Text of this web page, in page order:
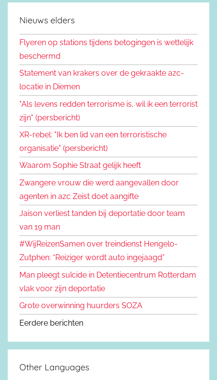
Nieuws elders
Flyeren op stations tijdens betogingen is wettelijk
beschermd
Statement van krakers over de gekraakte azc-
locatie in Diemen
"Als levens redden terrorisme is, wil ik een terrorist
zijn" (persbericht)
XR-rebel: "Ik ben lid van een terroristische
organisatie" (persbericht)
Waarom Sophie Straat gelijk heeft
Zwangere vrouw die werd aangevallen door
agenten in azc Zeist doet aangifte
Jaison verliest tanden bij deportatie door team
van 19 man
#WijReizenSamen over treindienst Hengelo-
Zutphen: “Reiziger wordt auto ingejaagd”
Man pleegt suïcide in Detentiecentrum Rotterdam
vlak voor zijn deportatie
Grote overwinning huurders SOZA
Eerdere berichten
Other Languages